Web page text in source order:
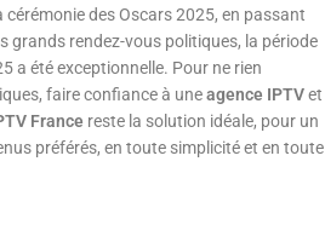
cérémonie des Oscars 2025, en passant
grands rendez-vous politiques, la période
a été exceptionnelle. Pour ne rien
faire confiance à uneagence IPTVet
France reste la solution idéale, pour un
préférés, en toute simplicité et en toute